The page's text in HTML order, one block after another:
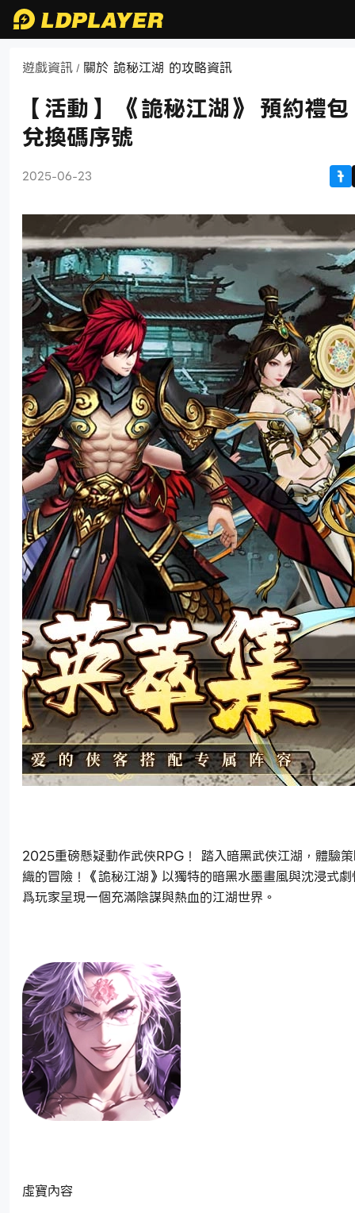
遊戲資訊 / 關於 詭秘江湖 的攻略資訊
【活動】 《詭秘江湖》 預約禮
兌換碼序號
2025-06-23
2025重磅懸疑動作武俠RPG！ 踏入暗黑武俠江湖，體驗
織的冒險！《詭秘江湖》以獨特的暗黑水墨畫風與沈浸式
爲玩家呈現一個充滿陰謀與熱血的江湖世界。
虛寶內容